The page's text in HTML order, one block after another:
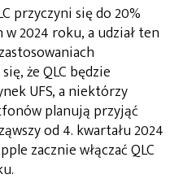
przyczyni się do 20%
2024 roku, a udział ten
że QLC będzie
UFS, a niektórzy
planują przyjąć
od 4. kwartału 2024
zacznie włączać QLC